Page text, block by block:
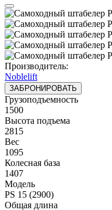
Производитель:
Noblelift
ЗАБРОНИРОВАТЬ
Грузоподъемность
1500
Высота подъема
2815
Вес
1095
Колесная база
1407
Модель
PS 15 (2900)
Общая длина